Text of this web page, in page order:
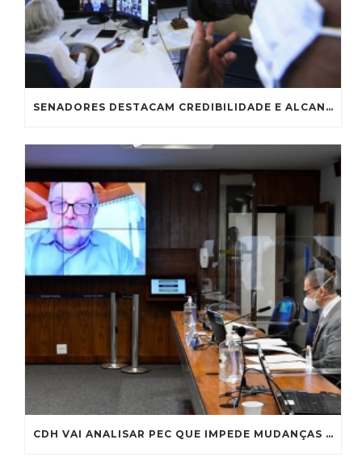
SENADORES DESTACAM CREDIBILIDADE E ALCANCE DA RÁDIO E DA AGÊNCIA SENADO
CDH VAI ANALISAR PEC QUE IMPEDE MUDANÇAS PREVIDENCIÁRIAS QUE DIMINUAM PROTEÇÃO SOCIAL